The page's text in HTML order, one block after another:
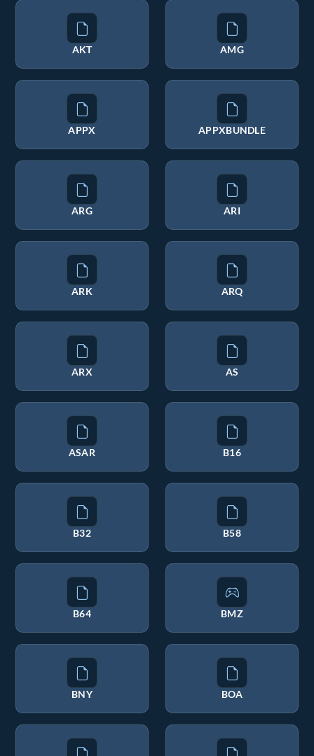
AKT AMG
APPX APPXBUNDLE
ARG ARI
ARK ARQ
ARX AS
ASAR B16
B32 B58
B64 BMZ
BNY BOA